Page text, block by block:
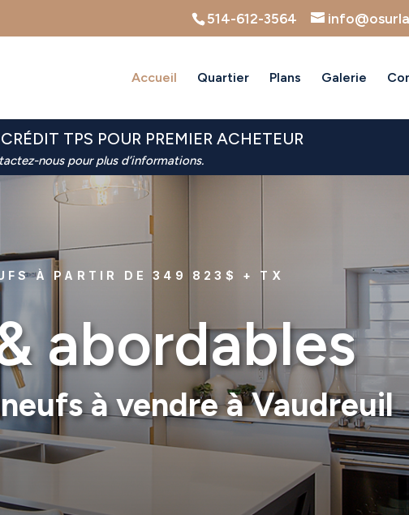
514-612-3564
Accueil Quartier Plans Galerie
TPS POUR PREMIER ACHETEUR
nous pour plus d’informations.
À PARTIR DE 349 823$ + TX
abordables
à vendre à Vaudreuil